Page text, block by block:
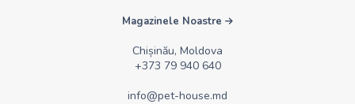
Magazinele Noastre
Chișinău, Moldova
+373 79 940 640
info@pet-house.md